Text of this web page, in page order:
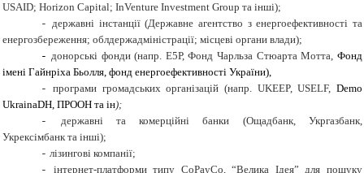
USAID; Horizon Capital; InVenture Investment Group та інші);
- державні інстанції (Державне агентство з енергоефективності та
енергозбереження; облдержадміністрації; місцеві органи влади);
- донорські фонди (напр. Е5Р, Фонд Чарльза Стюарта Мотта,Фонд
імені Гайнріха Бьолля, фонд енергоефективності України),
- програми громадських організацій (напр. UKEEP, USELF,Demo
UkrainaDH, ПРООН та ін);
-
державні та комерційні банки (Ощадбанк, Укргазбанк,
Укрексімбанк та інші);
- лізингові компанії;
-
інтернет-платформи типу CoPayCo, “Велика Ідея” для пошуку